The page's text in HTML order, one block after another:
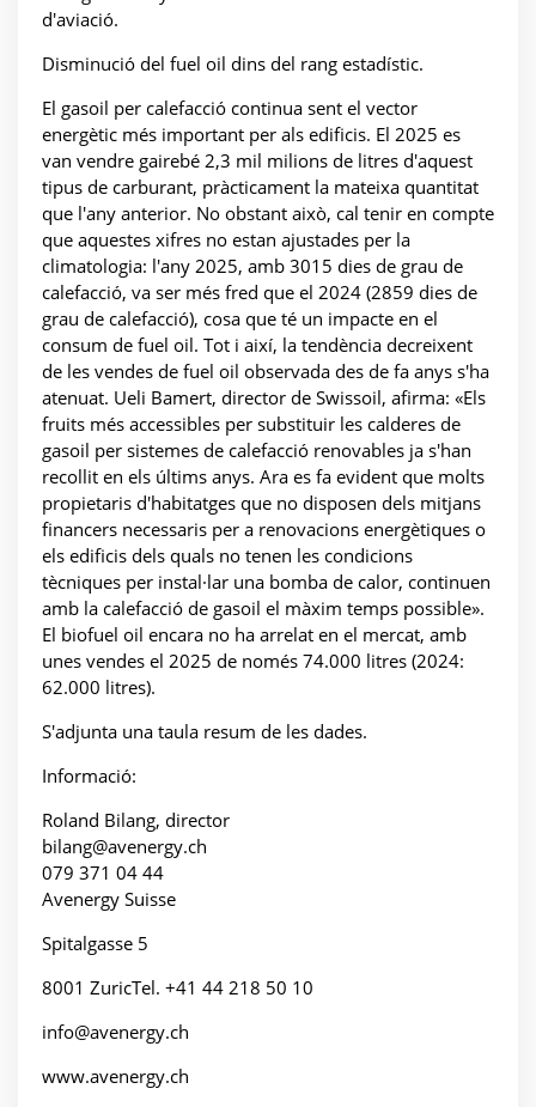
d'aviació.
Disminució del fuel oil dins del rang estadístic.
El gasoil per calefacció continua sent el vector
energètic més important per als edificis. El 2025 es
van vendre gairebé 2,3 mil milions de litres d'aquest
tipus de carburant, pràcticament la mateixa quantitat
que l'any anterior. No obstant això, cal tenir en compte
que aquestes xifres no estan ajustades per la
climatologia: l'any 2025, amb 3015 dies de grau de
calefacció, va ser més fred que el 2024 (2859 dies de
grau de calefacció), cosa que té un impacte en el
consum de fuel oil. Tot i així, la tendència decreixent
de les vendes de fuel oil observada des de fa anys s'ha
atenuat. Ueli Bamert, director de Swissoil, afirma: «Els
fruits més accessibles per substituir les calderes de
gasoil per sistemes de calefacció renovables ja s'han
recollit en els últims anys. Ara es fa evident que molts
propietaris d'habitatges que no disposen dels mitjans
financers necessaris per a renovacions energètiques o
els edificis dels quals no tenen les condicions
tècniques per instal·lar una bomba de calor, continuen
amb la calefacció de gasoil el màxim temps possible».
El biofuel oil encara no ha arrelat en el mercat, amb
unes vendes el 2025 de només 74.000 litres (2024:
62.000 litres).
S'adjunta una taula resum de les dades.
Informació:
Roland Bilang, director
bilang@avenergy.ch
079 371 04 44
Avenergy Suisse
Spitalgasse 5
8001 ZuricTel. +41 44 218 50 10
info@avenergy.ch
www.avenergy.ch